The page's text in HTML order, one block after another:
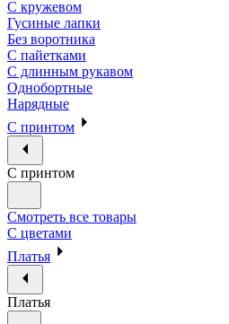
С кружевом
Гусиные лапки
Без воротника
С пайетками
С длинным рукавом
Однобортные
Нарядные
С принтом
С принтом
Смотреть все товары
С цветами
Платья
Платья